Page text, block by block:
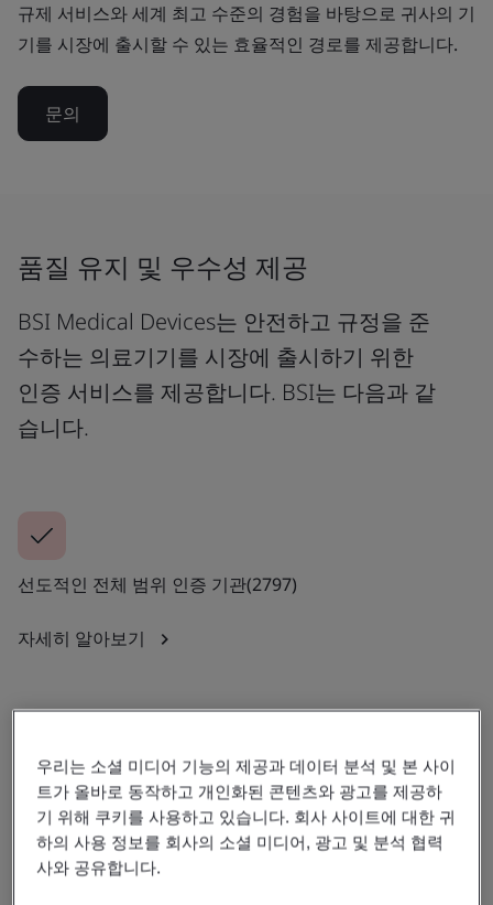
규제 서비스와 세계 최고 수준의 경험을 바탕으로 귀사의 기
기를 시장에 출시할 수 있는 효율적인 경로를 제공합니다.
문의
품질 유지 및 우수성 제공
BSI Medical Devices는 안전하고 규정을 준
수하는 의료기기를 시장에 출시하기 위한
인증 서비스를 제공합니다. BSI는 다음과 같
습니다.
선도적인 전체 범위 인증 기관(2797)
자세히 알아보기
선도적인 전체 범위 영국 승인 기관(0086)
자세히 알아보기
우리는 소셜 미디어 기능의 제공과 데이터 분석 및 본 사이
트가 올바로 동작하고 개인화된 콘텐츠와 광고를 제공하
기 위해 쿠키를 사용하고 있습니다. 회사 사이트에 대한 귀
하의 사용 정보를 회사의 소셜 미디어, 광고 및 분석 협력
사와 공유합니다.